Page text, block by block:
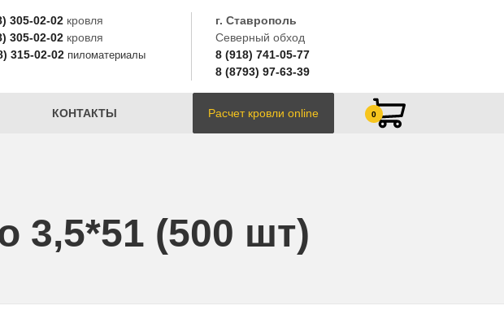
305-02-02кровля
305-02-02 кровля
315-02-02 пиломатериалы
г. Ставрополь
Северный обход
8 (918) 741-05-77
8 (8793) 97-63-39
КОНТАКТЫ Расчет кровли online 0
3,5*51 (500 шт)